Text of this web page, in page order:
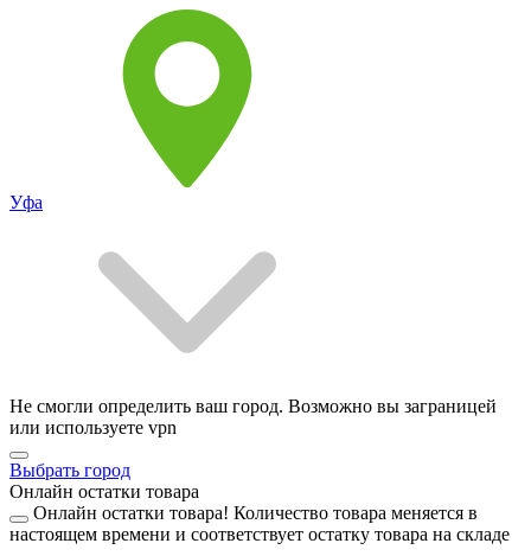
Уфа
Не смогли определить ваш город. Возможно вы заграницей
или используете vpn
Выбрать город
Онлайн остатки товара
Онлайн остатки товара! Количество товара меняется в
настоящем времени и соответствует остатку товара на складе